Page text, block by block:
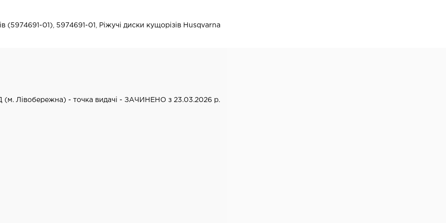
(5974691-01) 5974691-01 Ріжучі диски кущорізів Husqvarna
(м. Лівобережна) - точка видачі - ЗАЧИНЕНО з 23.03.2026 р.